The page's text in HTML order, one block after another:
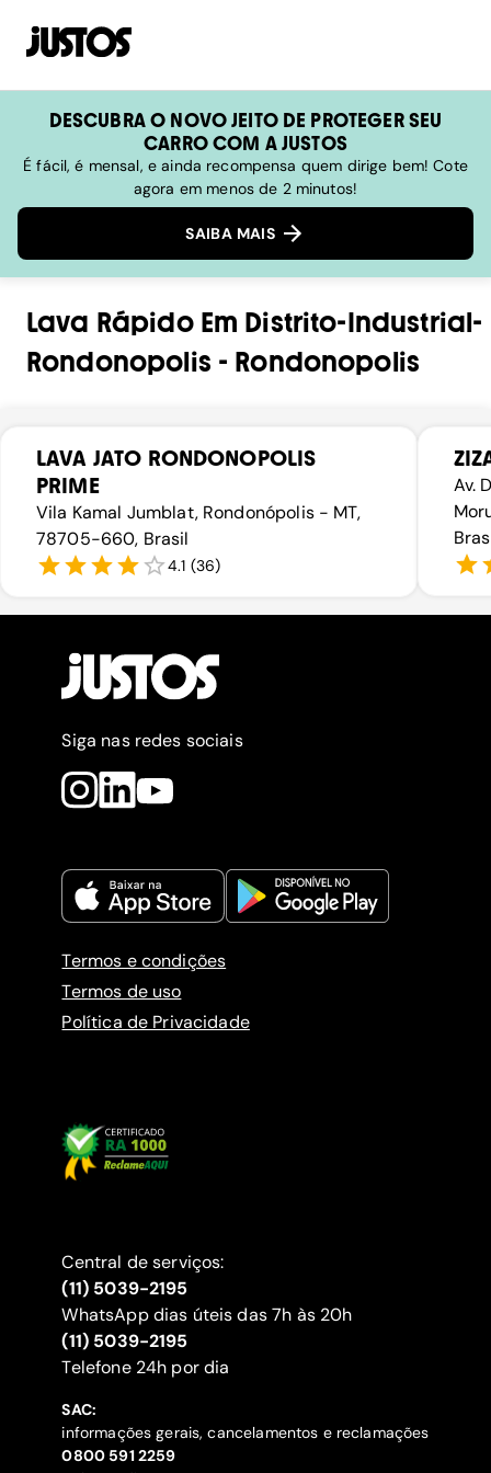
DESCUBRA O NOVO JEITO DE PROTEGER SEU
CARRO COM A JUSTOS
É fácil, é mensal, e ainda recompensa quem dirige bem! Cote
agora em menos de 2 minutos!
SAIBA MAIS
Lava RápidoEm Distrito-Industrial-
Rondonopolis - Rondonopolis
LAVA JATO RONDONOPOLIS
PRIME
Vila Kamal Jumblat, Rondonópolis - MT,
78705-660, Brasil
4.1 (36)
Av.
Siga nas redes sociais
Termos e condições
Termos de uso
Política de Privacidade
Central de serviços:
(11) 5039-2195
WhatsApp dias úteis das 7h às 20h
(11) 5039-2195
‍Telefone 24h por dia
SAC:
informações gerais, cancelamentos e reclamações
‍0800 591 2259